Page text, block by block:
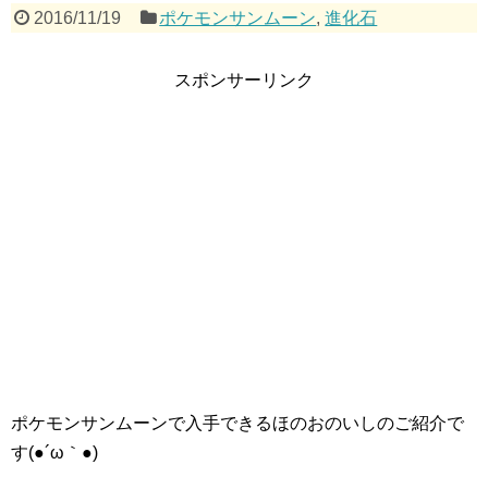
2016/11/19 ポケモンサンムーン,進化石
スポンサーリンク
ポケモンサンムーンで入手できるほのおのいしのご紹介で
す(●´ω｀●)